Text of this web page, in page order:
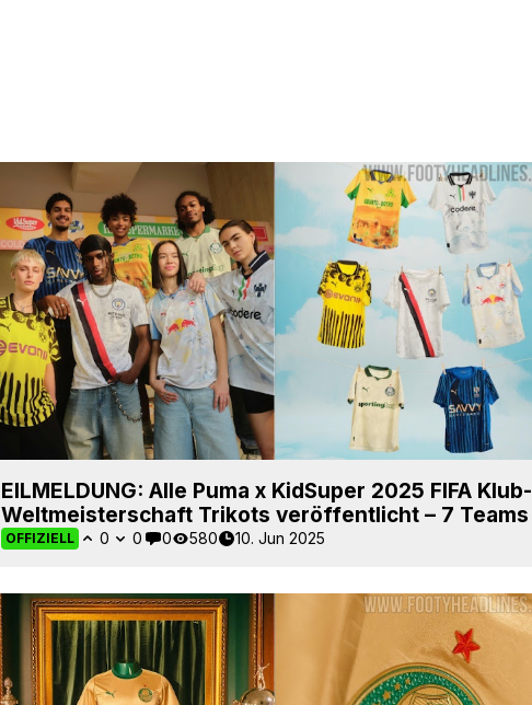
EILMELDUNG: Alle Puma x KidSuper 2025 FIFA Klub-
Weltmeisterschaft Trikots veröffentlicht – 7 Teams
OFFIZIELL 0 0 0 580 10. Jun 2025